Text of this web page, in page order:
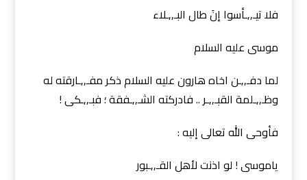
فلا تيـ,,ـأسوا إنَ طال البـ,,ـلاء
موسى عليه السلام
لما دفـ,,ـن اخاه هارون عليه السلام ذكر مفـ,,ـارقته له
وظـ,,ـلمة القبـ,,ـر .. فادركته الشـ,,ـفقة ؛ فبـ,,ـكى !
فأوحى الله تعالى إليه :
ياموسى ! لو اذنت لأهل القـ,,ـبور